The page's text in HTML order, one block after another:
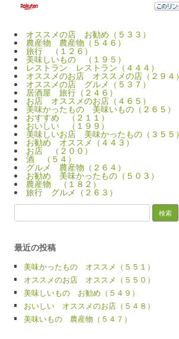
オススメの店 お勧め（５３３）
農産物 農産物（５４６）
旅行 （１２６）
美味しいもの （１９５）
レストラン レストラン（４４４）
オススメのお店 オススメの店（２９４）
オススメの店 グルメ（５３７）
居酒屋 旅行（２４６）
お店 オススメのお店（４６５）
美味かったもの 美味いもの（２６５）
おすすめ （２１１）
おいしい （１９９）
美味しいお店 美味かったもの（３５５）
お勧め オススメ（４４３）
お店 （２００）
酒 （５４）
グルメ 農産物（２６４）
お勧め 美味かったもの（５０３）
農産物 （１８２）
旅行 グルメ（２６３）
索:
最近の投稿
美味かったもの オススメ（５５１）
オススメのお店 オススメ（５５０）
美味しいもの お勧め（５４９）
おいしい オススメのお店（５４８）
美味いもの 農産物（５４７）